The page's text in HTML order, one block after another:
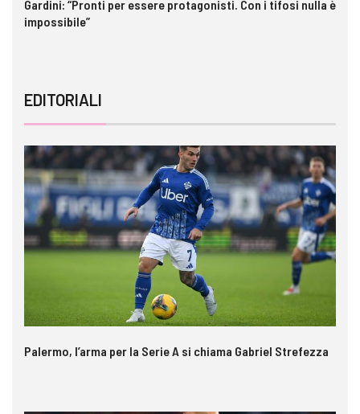
Gardini: “Pronti per essere protagonisti. Con i tifosi nulla è
impossibile”
EDITORIALI
Palermo, l’arma per la Serie A si chiama Gabriel Strefezza